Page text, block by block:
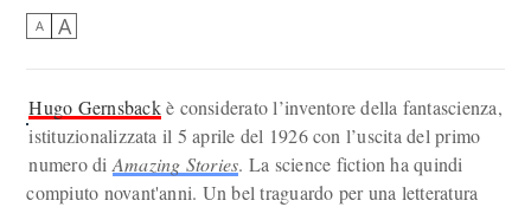
A A
Hugo Gernsbackè considerato l’inventore della fantascienza,
istituzionalizzata il 5 aprile del 1926 con l’uscita del primo
numero di Amazing Stories. La science fiction ha quindi
compiuto novant'anni. Un bel traguardo per una letteratura